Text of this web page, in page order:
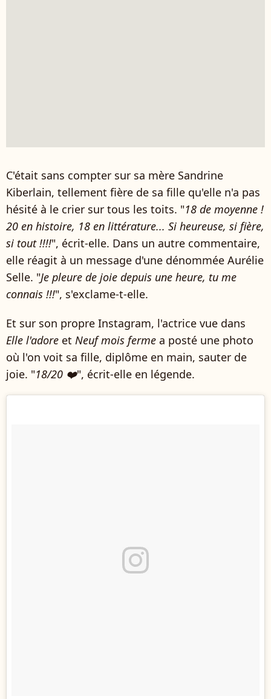
C'était sans compter sur sa mère Sandrine
Kiberlain, tellement fière de sa fille qu'elle n'a pas
hésité à le crier sur tous les toits. "18 de moyenne !
20 en histoire, 18 en littérature... Si heureuse, si fière,
si tout !!!!", écrit-elle. Dans un autre commentaire,
elle réagit à un message d'une dénommée Aurélie
Selle. "Je pleure de joie depuis une heure, tu me
connais !!!", s'exclame-t-elle.
Et sur son propre Instagram, l'actrice vue dans
Elle l'adore et Neuf mois ferme a posté une photo
où l'on voit sa fille, diplôme en main, sauter de
joie. "18/20 ❤️", écrit-elle en légende.